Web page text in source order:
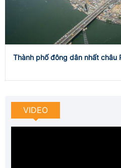
Thành phố đông dân nhất châu
VIDEO